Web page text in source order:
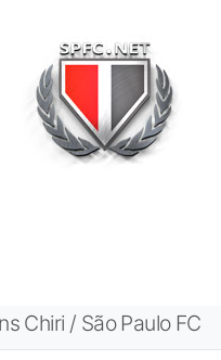
Chiri / São Paulo FC